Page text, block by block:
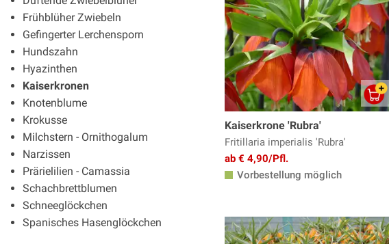
Frühblüher Zwiebeln
Gefingerter Lerchensporn
Hundszahn
Hyazinthen
Kaiserkronen
Knotenblume
Krokusse
Milchstern - Ornithogalum
Narzissen
Prärielilien - Camassia
Schachbrettblumen
Schneeglöckchen
Spanisches Hasenglöckchen
Kaiserkrone 'Rubra'
Fritillaria imperialis 'Rubra'
ab € 4,90/Pfl.
Vorbestellung möglich